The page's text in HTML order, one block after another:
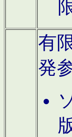
有
発